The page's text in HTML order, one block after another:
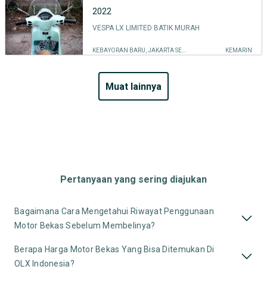
2022
VESPA LX LIMITED BATIK MURAH
KEMARIN
muat lainnya
Pertanyaan yang sering diajukan
Bagaimana Cara Mengetahui Riwayat Penggunaan
Motor Bekas Sebelum Membelinya?
Berapa Harga Motor Bekas Yang Bisa Ditemukan Di
OLX Indonesia?